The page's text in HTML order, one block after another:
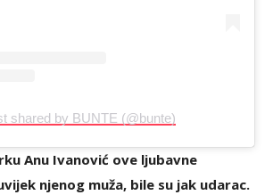
shared by BUNTE (@bunte)
Anu Ivanović ove ljubavne
njenog muža, bile su jak udarac.